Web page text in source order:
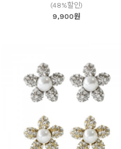
(48%할인)
9,900원